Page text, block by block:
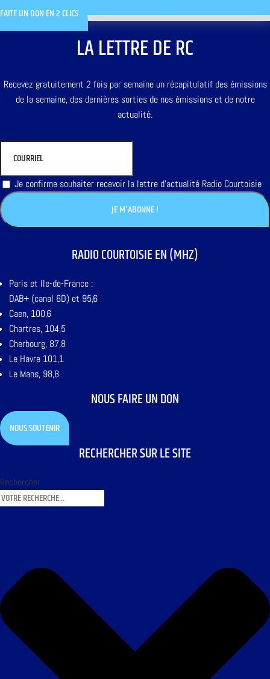
FAITE UN DON EN 2 CLICS
LA LETTRE DE RC
Recevez gratuitement 2 fois par semaine un récapitulatif des émissions
de la semaine, des dernières sorties de nos émissions et de notre
actualité.
Je confirme souhaiter recevoir la lettre d'actualité Radio Courtoisie
RADIO COURTOISIE EN (MHZ)
Paris et Ile-de-France :
DAB+ (canal 6D) et 95,6
Caen, 100,6
Chartres, 104,5
Cherbourg, 87,8
Le Havre 101,1
Le Mans, 98,8
NOUS FAIRE UN DON
NOUS SOUTENIR
RECHERCHER SUR LE SITE
Rechercher